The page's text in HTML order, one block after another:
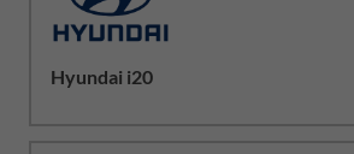
Hyundai i20